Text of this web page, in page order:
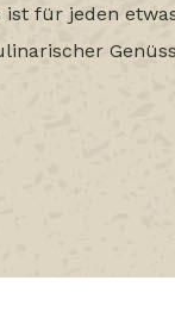
für jeden